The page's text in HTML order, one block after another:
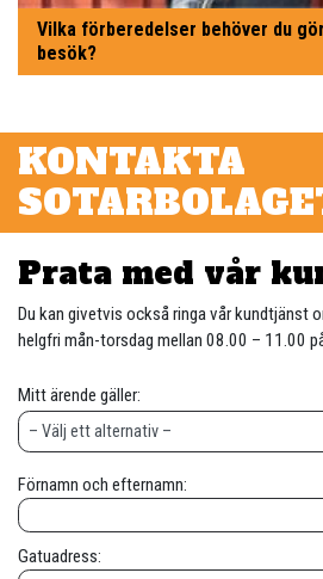
Vilka förberedelser behöver du
besök?
KONTAKTA
Prata med vår
Du kan givetvis också ringa vår kundtjänst
helgfri mån-torsdag mellan 08.00 – 11.00
Mitt ärende gäller:
Förnamn och efternamn:
Gatuadress: